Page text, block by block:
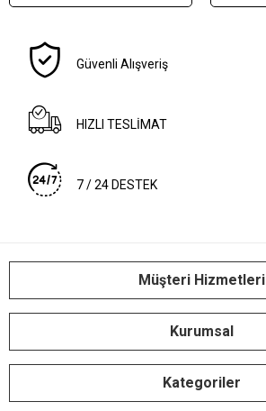
Güvenli Alışveriş
HIZLI TESLİMAT
7 / 24 DESTEK
Müşteri Hizmetleri
Kurumsal
Kategoriler